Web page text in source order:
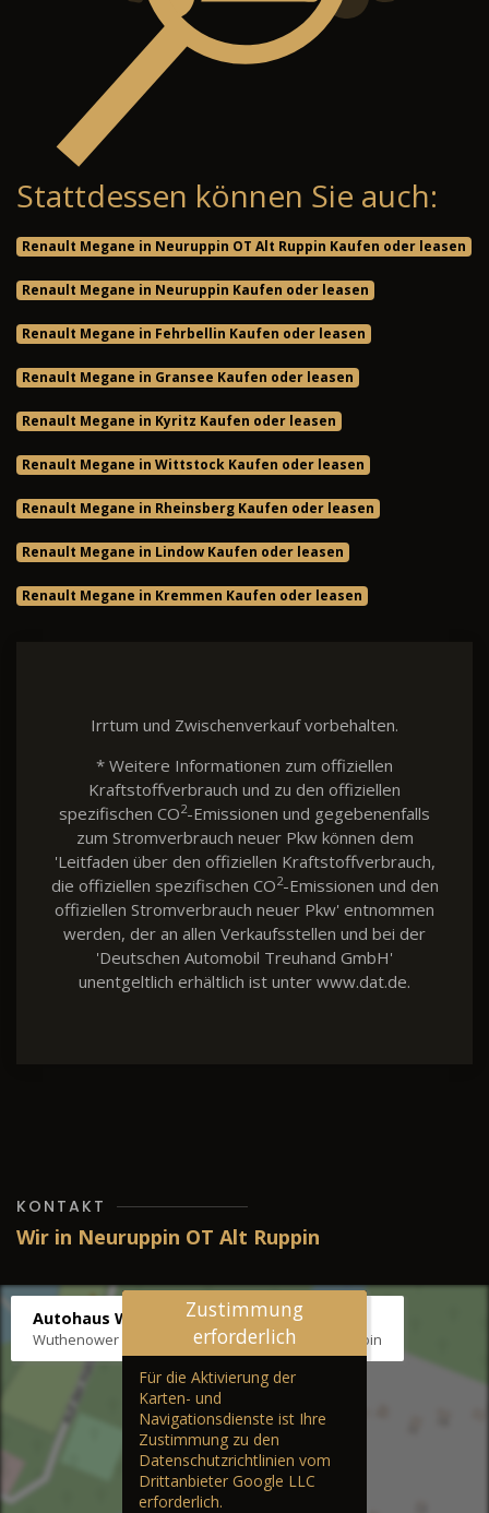
Stattdessen können Sie auch:
Renault Megane in Neuruppin OT Alt Ruppin Kaufen oder leasen
Renault Megane in Neuruppin Kaufen oder leasen
Renault Megane in Fehrbellin Kaufen oder leasen
Renault Megane in Gransee Kaufen oder leasen
Renault Megane in Kyritz Kaufen oder leasen
Renault Megane in Wittstock Kaufen oder leasen
Renault Megane in Rheinsberg Kaufen oder leasen
Renault Megane in Lindow Kaufen oder leasen
Renault Megane in Kremmen Kaufen oder leasen
Irrtum und Zwischenverkauf vorbehalten.
* Weitere Informationen zum offiziellen
Kraftstoffverbrauch und zu den offiziellen
spezifischen CO2-Emissionen und gegebenenfalls
zum Stromverbrauch neuer Pkw können dem
'Leitfaden über den offiziellen Kraftstoffverbrauch,
die offiziellen spezifischen CO2-Emissionen und den
offiziellen Stromverbrauch neuer Pkw' entnommen
werden, der an allen Verkaufsstellen und bei der
'Deutschen Automobil Treuhand GmbH'
unentgeltlich erhältlich ist unter www.dat.de.
KONTAKT
Wir in Neuruppin OT Alt Ruppin
Autohaus Wernicke
Wuthenower Str. 12b, 16827 Neuruppin OT Alt Ruppin
Zustimmung
erforderlich
Für die Aktivierung der
Karten- und
Navigationsdienste ist Ihre
Zustimmung zu den
Datenschutzrichtlinien vom
Drittanbieter Google LLC
erforderlich.